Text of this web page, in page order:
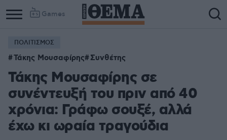
Games
ΠΟΛΙΤΙΣΜΟΣ
Τάκης Μουσαφίρης Συνθέτης
Τάκης Μουσαφίρης σε
συνέντευξή του πριν από 40
χρόνια: Γράφω σουξέ, αλλά
έχω κι ωραία τραγούδια